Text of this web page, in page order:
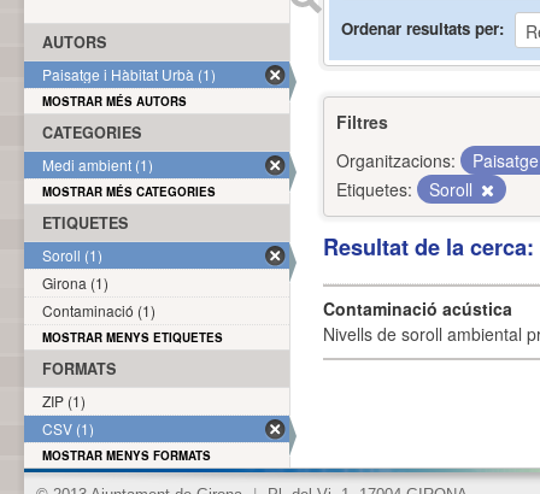
Ordenar resultats per
Filtres
Organitzacions:
Etiquetes:
Soroll
Resultat de la
Contaminació acústica
Nivells de soroll ambiental
AUTORS
Paisatge i Hàbitat Urbà (1)
MOSTRAR MÉS AUTORS
CATEGORIES
Medi ambient (1)
MOSTRAR MÉS CATEGORIES
ETIQUETES
Soroll (1)
Girona (1)
Contaminació (1)
MOSTRAR MENYS ETIQUETES
FORMATS
ZIP (1)
CSV (1)
MOSTRAR MENYS FORMATS